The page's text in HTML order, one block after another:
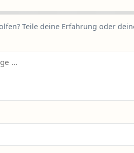
Teile deine Erfahrung oder